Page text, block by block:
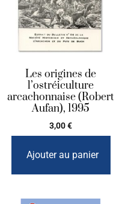
Les origines de
l’ostréiculture
arcachonnaise (Robert
Aufan), 1995
3,00€
Ajouter au panier